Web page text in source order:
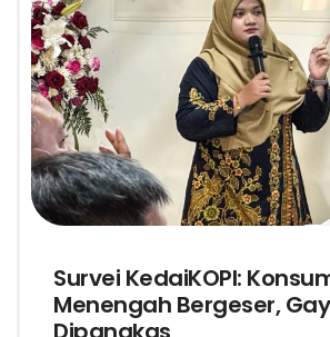
Survei KedaiKOPI:
Menengah Bergeser,